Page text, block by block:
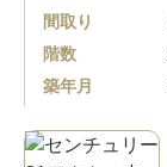
間取り
階数
築年月